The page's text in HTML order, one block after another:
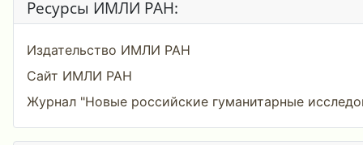
Ресурсы ИМЛИ РАН:
Издательство ИМЛИ РАН
Сайт ИМЛИ РАН
Журнал "Новые российские гуманитарные